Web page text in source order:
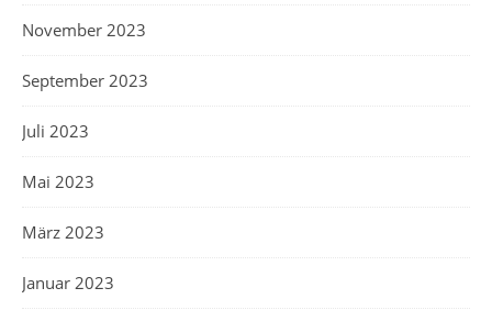
November 2023
September 2023
Juli 2023
Mai 2023
März 2023
Januar 2023